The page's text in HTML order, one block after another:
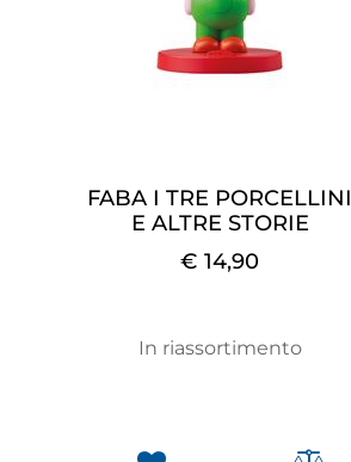
FABA I TRE PORCELLINI
E ALTRE STORIE
€ 14,90
In riassortimento